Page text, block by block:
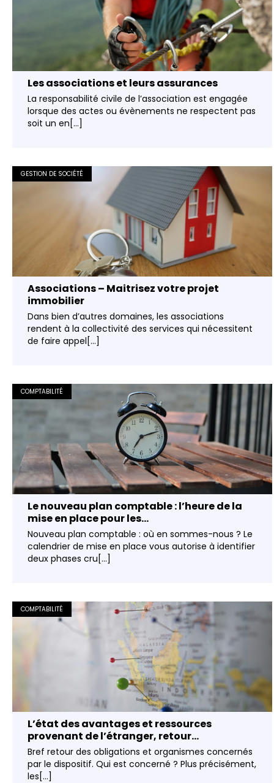
Les associations et leurs assurances
La responsabilité civile de l’association est engagée
lorsque des actes ou évènements ne respectent pas
soit un en[...]
GESTION DE SOCIÉTÉ
Associations – Maitrisez votre projet
immobilier
Dans bien d’autres domaines, les associations
rendent à la collectivité des services qui nécessitent
de faire appel[...]
COMPTABILITÉ
Le nouveau plan comptable : l’heure de la
mise en place pour les...
Nouveau plan comptable : où en sommes-nous ? Le
calendrier de mise en place vous autorise à identifier
deux phases cru[...]
COMPTABILITÉ
L’état des avantages et ressources
provenant de l’étranger, retour...
Bref retour des obligations et organismes concernés
par le dispositif. Qui est concerné ? Plus précisément,
les[...]